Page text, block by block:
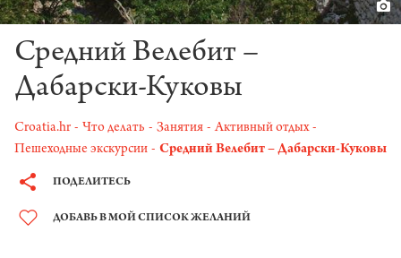
Средний Велебит –
Дабарски-Куковы
Croatia.hr Что делать Занятия
Активный отдых
Пешеходные экскурсии
Средний Велебит – Дабарски-Куковы
ПОДЕЛИТЕСЬ
ДОБАВЬ В МОЙ СПИСОК ЖЕЛАНИЙ